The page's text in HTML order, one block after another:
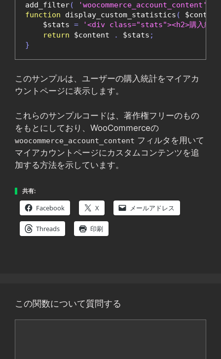
add_filter( 'woocommerce_account_content'
function display_custom_statistics (
    $stats
=
'<div class="stats"><h2>購入統計
return $content . $stats ;
}
このサンプルは、ユーザーの購入統計をマイアカ
ウントページに表示します。
これらのサンプルコードは、著作権フリーのもの
をもとにしており、WooCommerceの
woocommerce_account_content フィルタを用いて
マイアカウントページにカスタムコンテンツを追
加する方法を示しています。
共有:
Facebook X メールアドレス
Threads 印刷
この関数について質問する